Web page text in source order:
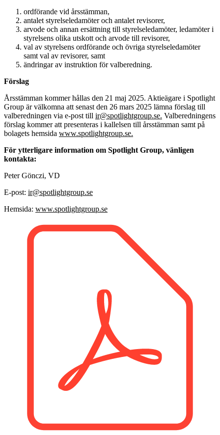
ordförande vid årsstämman,
antalet styrelseledamöter och antalet revisorer,
arvode och annan ersättning till styrelseledamöter, ledamöter i
styrelsens olika utskott och arvode till revisorer,
val av styrelsens ordförande och övriga styrelseledamöter
samt val av revisorer, samt
ändringar av instruktion för valberedning.
Förslag
Årsstämman kommer hållas den 21 maj 2025. Aktieägare i Spotlight
Group är välkomna att senast den 26 mars 2025 lämna förslag till
valberedningen via e-post till ir@spotlightgroup.se. Valberedningens
förslag kommer att presenteras i kallelsen till årsstämman samt på
bolagets hemsida www.spotlightgroup.se.
För ytterligare information om Spotlight Group, vänligen
kontakta:
Peter Gönczi, VD
E-post: ir@spotlightgroup.se
Hemsida: www.spotlightgroup.se